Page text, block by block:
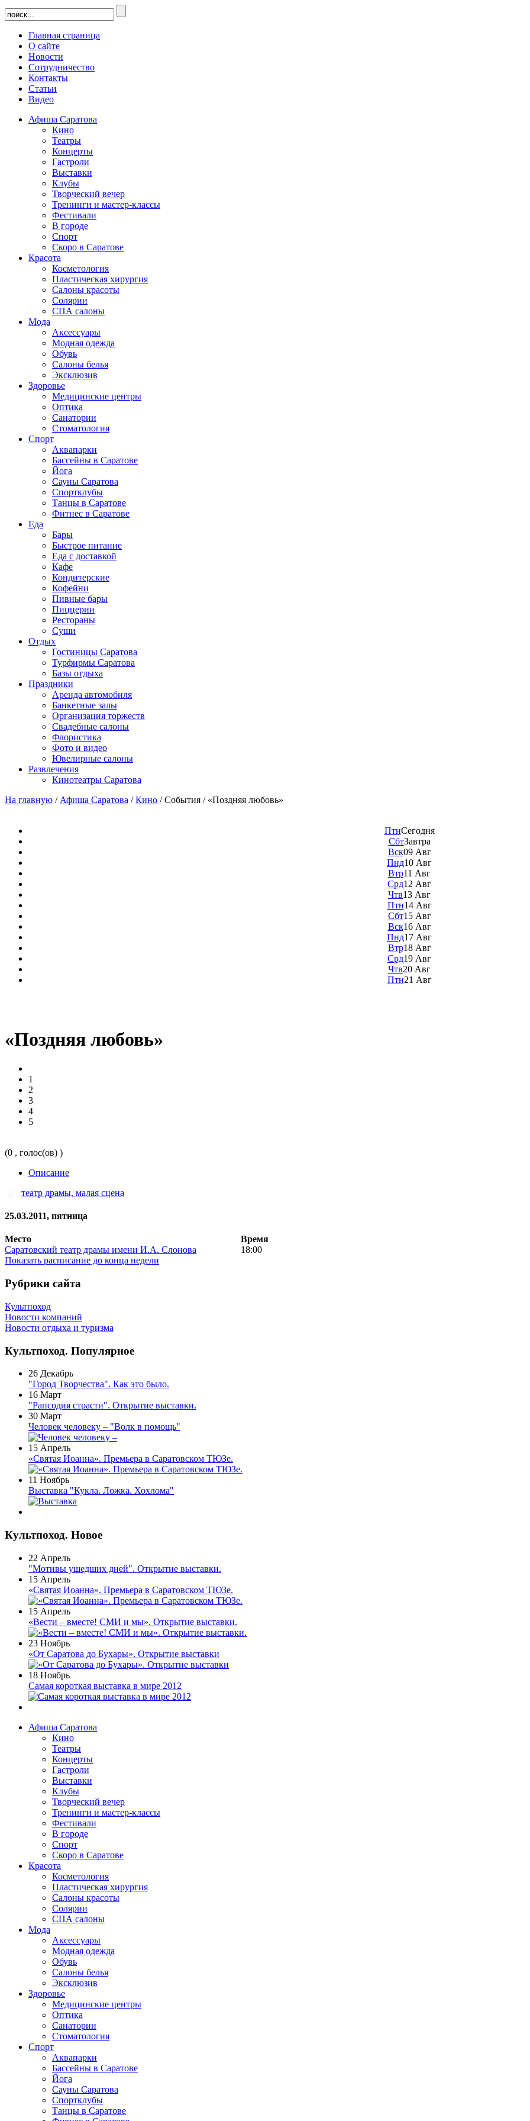
Главная страница
О сайте
Новости
Сотрудничество
Контакты
Статьи
Видео
Афиша Саратова
Кино
Театры
Концерты
Гастроли
Выставки
Клубы
Творческий вечер
Тренинги и мастер-классы
Фестивали
В городе
Спорт
Скоро в Саратове
Красота
Косметология
Пластическая хирургия
Салоны красоты
Солярии
СПА салоны
Мода
Аксессуары
Модная одежда
Обувь
Салоны белья
Эксклюзив
Здоровье
Медицинские центры
Оптика
Санатории
Стоматология
Спорт
Аквапарки
Бассейны в Саратове
Йога
Сауны Саратова
Спортклубы
Танцы в Саратове
Фитнес в Саратове
Еда
Бары
Быстрое питание
Еда с доставкой
Кафе
Кондитерские
Кофейни
Пивные бары
Пиццерии
Рестораны
Суши
Отдых
Гостиницы Саратова
Турфирмы Саратова
Базы отдыха
Праздники
Аренда автомобиля
Банкетные залы
Организация торжеств
Свадебные салоны
Флористика
Фото и видео
Ювелирные салоны
Развлечения
Кинотеатры Саратова
На главную / Афиша Саратова /Кино /События / «Поздняя любовь»
ПтнСегодня
СбтЗавтра
Вск09 Авг
Пнд10 Авг
Втр11 Авг
Срд12 Авг
Чтв13 Авг
Птн14 Авг
Сбт15 Авг
Вск16 Авг
Пнд17 Авг
Втр18 Авг
Срд19 Авг
Чтв20 Авг
Птн21 Авг
«Поздняя любовь»
1
2
3
4
5
(0 , голос(ов) )
Описание
театр драмы, малая сцена
25.03.2011, пятница
Место
Время
Саратовский театр драмы имени И.А. Слонова
18:00
Показать расписание до конца недели
Рубрики сайта
Культпоход
Новости компаний
Новости отдыха и туризма
Культпоход. Популярное
26 Декабрь
"Город Творчества". Как это было.
16 Март
"Рапсодия страсти". Открытие выставки.
30 Март
Человек человеку – "Волк в помощь"
15 Апрель
«Святая Иоанна». Премьера в Саратовском ТЮЗе.
11 Ноябрь
Выставка "Кукла. Ложка. Хохлома"
Культпоход. Новое
22 Апрель
"Мотивы ушедших дней". Открытие выставки.
15 Апрель
«Святая Иоанна». Премьера в Саратовском ТЮЗе.
15 Апрель
«Вести – вместе! СМИ и мы». Открытие выставки.
23 Ноябрь
«От Саратова до Бухары». Открытие выставки
18 Ноябрь
Самая короткая выставка в мире 2012
Афиша Саратова
Кино
Театры
Концерты
Гастроли
Выставки
Клубы
Творческий вечер
Тренинги и мастер-классы
Фестивали
В городе
Спорт
Скоро в Саратове
Красота
Косметология
Пластическая хирургия
Салоны красоты
Солярии
СПА салоны
Мода
Аксессуары
Модная одежда
Обувь
Салоны белья
Эксклюзив
Здоровье
Медицинские центры
Оптика
Санатории
Стоматология
Спорт
Аквапарки
Бассейны в Саратове
Йога
Сауны Саратова
Спортклубы
Танцы в Саратове